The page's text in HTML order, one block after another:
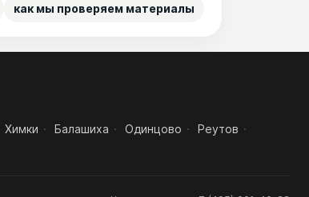
как мы проверяем материалы
Химки · Балашиха · Одинцово · Реутов ·